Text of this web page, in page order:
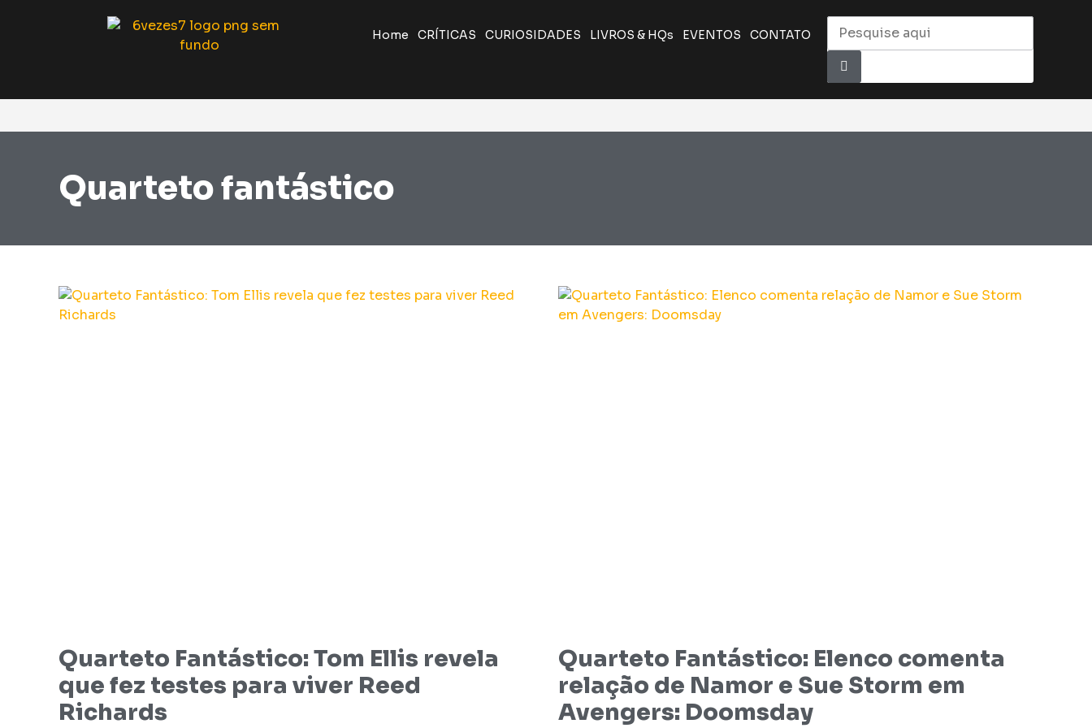
Home CRÍTICAS CURIOSIDADES LIVROS & HQs EVENTOS CONTATO
Quarteto fantástico
Quarteto Fantástico: Tom Ellis revela
que fez testes para viver Reed
Richards
Quarteto Fantástico: Elenco comenta
relação de Namor e Sue Storm em
Avengers: Doomsday